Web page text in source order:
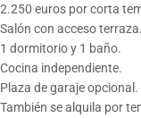
2.250 euros por corta
Salón con acceso terraza.
1 dormitorio y 1 baño.
Cocina independiente.
Plaza de garaje
También se alquila por